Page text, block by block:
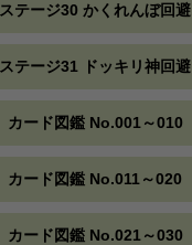
ステージ30 かくれんぼ回避
ステージ31 ドッキリ神回避
カード図鑑 No.001～010
カード図鑑 No.011～020
カード図鑑 No.021～030